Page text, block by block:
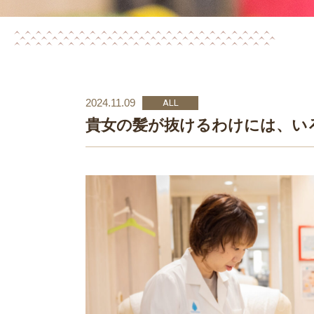
2024.11.09 ALL
貴女の髪が抜けるわけには、い